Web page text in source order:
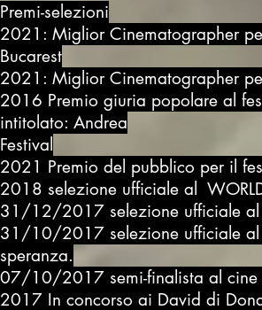
Premi-selezioni
2021: Miglior Cinematographer
Bucarest
2021: Miglior Cinematographer
2016 Premio giuria popolare al
intitolato: Andrea
Festival
2021 Premio del pubblico per il
2018 selezione ufficiale al
31/12/2017 selezione ufficiale al
31/10/2017 selezione ufficiale al
speranza.
07/10/2017 semi-finalista al cine
2017 In concorso ai David di